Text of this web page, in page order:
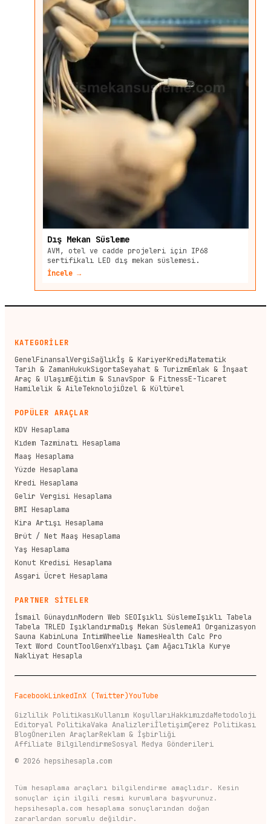
Dış Mekan Süsleme
AVM, otel ve cadde projeleri için IP68
sertifikalı LED dış mekan süslemesi.
İncele →
KATEGORİLER
GenelFinansalVergiSağlıkİş & KariyerKrediMatematik
Tarih & ZamanHukukSigortaSeyahat & TurizmEmlak & İnşaat
Araç & UlaşımEğitim & SınavSpor & FitnessE-Ticaret
Hamilelik & AileTeknolojiÖzel & Kültürel
POPÜLER ARAÇLAR
KDV Hesaplama
Kıdem Tazminatı Hesaplama
Maaş Hesaplama
Yüzde Hesaplama
Kredi Hesaplama
Gelir Vergisi Hesaplama
BMI Hesaplama
Kira Artışı Hesaplama
Brüt / Net Maaş Hesaplama
Yaş Hesaplama
Konut Kredisi Hesaplama
Asgari Ücret Hesaplama
PARTNER SİTELER
İsmail GünaydınModern Web SEOIşıklı SüslemeIşıklı Tabela
Tabela TRLED IşıklandırmaDış Mekan SüslemeA1 Organizasyon
Sauna KabinLuna IntimWheelie NamesHealth Calc Pro
Text Word CountToolGenxYılbaşı Çam AğacıTıkla Kurye
Nakliyat Hesapla
FacebookLinkedInX (Twitter)YouTube
Gizlilik PolitikasıKullanım KoşullarıHakkımızdaMetodoloji
Editoryal PolitikaVaka AnalizleriİletişimÇerez Politikası
BlogÖnerilen AraçlarReklam & İşbirliği
Affiliate BilgilendirmeSosyal Medya Gönderileri
© 2026 hepsihesapla.com
Tüm hesaplama araçları bilgilendirme amaçlıdır. Kesin
sonuçlar için ilgili resmi kurumlara başvurunuz.
hepsihesapla.com hesaplama sonuçlarından doğan
zararlardan sorumlu değildir.